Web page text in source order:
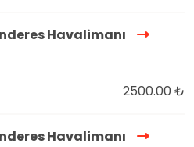
Havalimanı
2500.00 ₺
Havalimanı